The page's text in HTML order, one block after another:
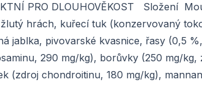
PRO DLOUHOVĚKOST Složení
hrách, kuřecí tuk (konzervovaný
jablka, pivovarské kvasnice, řasy (0,5 %,
290 mg/kg), borůvky (250 mg/kg,
(zdroj chondroitinu, 180 mg/kg),